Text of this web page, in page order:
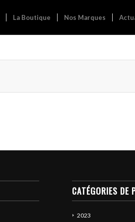
La Boutique Nos Marques
CATÉGORIES DE
2023